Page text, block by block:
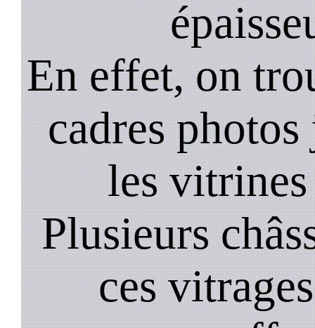
En effet, on
cadres
les
Plusieurs
ces